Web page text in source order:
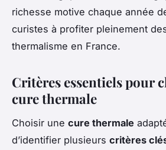
richesse motive chaque année
curistes à profiter pleinement
thermalisme en France.
Critères essentiels pour
cure thermale
Choisir une cure thermale
d’identifier plusieurs critères